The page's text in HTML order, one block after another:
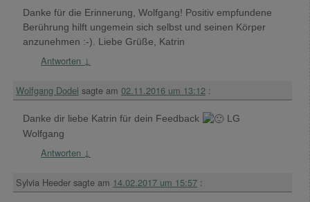
Danke für die Erinnerung, Wolfgang! Positiv empfundene
Berührung hilft ungemein sich selbst und seinen Körper
anzunehmen :-). Liebe Grüße, Katrin
Antworten ↓
Wolfgang Dodel sagte am 02.11.2016 um 13:12 :
Danke dir liebe Katrin für dein Feedback
LG
Wolfgang
Antworten ↓
Sylvia Heeder sagte am 14.02.2017 um 15:57 :